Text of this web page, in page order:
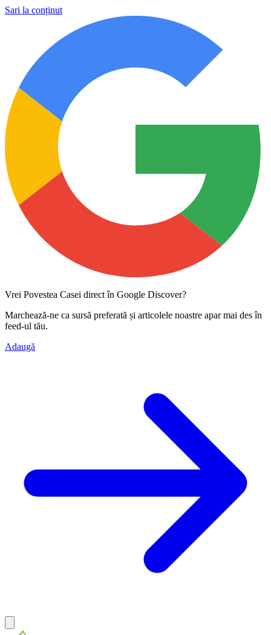
Sari la conținut
Vrei Povestea Casei direct în Google Discover?
Marchează-ne ca sursă preferată și articolele noastre apar mai des în
feed-ul tău.
Adaugă